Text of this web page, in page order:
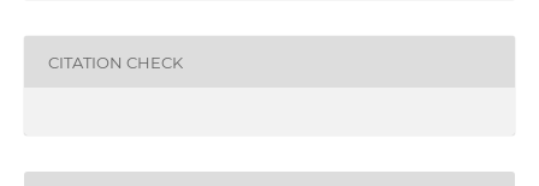
CITATION CHECK